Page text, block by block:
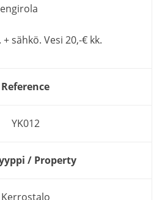
sähkö. Vesi 20,-€ kk.
Reference
YK012
/ Property
Kerrostalo